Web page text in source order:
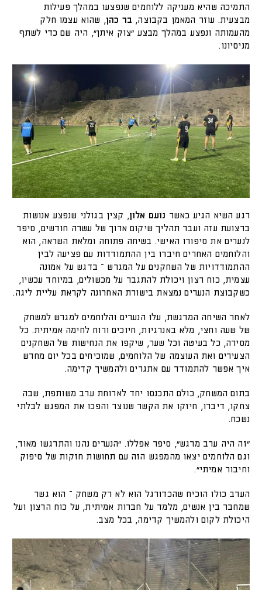
התמיכה שהיא מעניקה ללוחמים שנפצעו במהלך פעילות
מבצעית. עוזר המאמן בקבוצה, בר כהן, שהוא עצמו חלק
מהעמותה ונפצע במהלך מבצע “צוק איתן”, היה שם כדי לשתף
מניסיונו.
רגע השיא הגיע כאשר נועם אלון, קצין בגולני שנפצע אנושות
ברצועת עזה ועבר תהליך שיקום ארוך של עשרה חודשים, סיפר
לנערים את סיפורו האישי. בשיחה פתוחה ומלאת השראה, הוא
והלוחמים האחרים חיברו בין ההתמודדות עם פציעה לבין
ההתמודדויות של השחקנים על המגרש – בדגש על אמונה
עצמית, כוח רצון ויכולת להתגבר על מכשולים, במיוחד עכשיו,
כשקבוצת הנערים נמצאת בישורת האחרונה לקראת עליית ליגה.
לאחר השיחה המרגשת, עלו הנערים והלוחמים למגרש למשחק
של שעה וחצי, מלא באנרגיות, חיוכים ורוח לחימה אמיתית. כל
מסירה, כל בעיטה וכל שער, שיקפו את הנחישות של השחקנים
הצעירים ואת העוצמה של הלוחמים, שמוכיחים בכל יום מחדש
איך אפשר להתמודד עם אתגרים ולהמשיך קדימה.
בתום המשחק, כולם התכנסו יחד לארוחת ערב משותפת, שבה
צחקו, דיברו, חיזקו את הקשר שנוצר והפכו את המפגש לבלתי
נשכח.
“זה היה ערב מרגש”, סיפר אפללו. “הנערים נהנו והתרגשו מאוד,
וגם הלוחמים יצאו מהמפגש הזה עם תחושות חזקות של סיפוק
וחיבור אמיתי”.
הערב כולו הוכיח שהכדורגל הוא לא רק משחק – הוא גשר
שמחבר בין אנשים, מלמד על חברות אמיתית, על כוח הרצון ועל
היכולת לקום ולהמשיך קדימה, בכל מצב.